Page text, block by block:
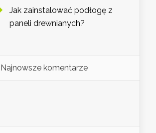
Jak zainstalować podłogę z
paneli drewnianych?
Najnowsze komentarze